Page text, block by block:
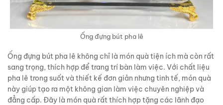
Ống đựng bút pha lê
Ống đựng bút pha lê không chỉ là món quà tiện ích mà còn rất
sang trọng, thích hợp để trang trí bàn làm việc. Với chất liệu
pha lê trong suốt và thiết kế đơn giản nhưng tinh tế, món quà
này giúp tạo ra một không gian làm việc chuyên nghiệp và
đẳng cấp. Đây là món quà rất thích hợp tặng các lãnh đạo